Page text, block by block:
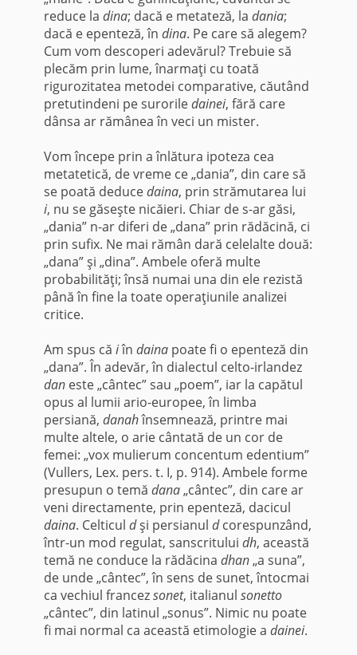
reduce la dina; dacă e metateză, la dania;
dacă e epenteză, în dina. Pe care să alegem?
Cum vom descoperi adevărul? Trebuie să
plecăm prin lume, înarmaţi cu toată
rigurozitatea metodei comparative, căutând
pretutindeni pe suroriledainei, fără care
dânsa ar rămânea în veci un mister.
Vom începe prin a înlătura ipoteza cea
metatetică, de vreme ce „dania”, din care să
se poată deducedaina, prin strămutarea lui
i, nu se găseşte nicăieri. Chiar de s-ar găsi,
„dania” n-ar diferi de „dana” prin rădăcină, ci
prin sufix. Ne mai rămân dară celelalte două:
„dana” şi „dina”. Ambele oferă multe
probabi­lităţi; însă numai una din ele rezistă
până în fine la toate operaţiunile analizei
critice.
Am spus că iîn dainapoate fi o epenteză din
„dana”. În adevăr, în dialectul celto-irlandez
daneste „cântec” sau „poem”, iar la capătul
opus al lumii ario-europee, în limba
persiană, danahînsemnează, printre mai
multe altele, o arie cântată de un cor de
femei: „vox mulierum concentum edentium”
(Vullers, Lex. pers. t. I, p. 914). Ambele forme
presupun o temă dana„cântec”, din care ar
veni directamente, prin epenteză, dacicul
daina. Celticul dşi persianul dcorespunzând,
într-un mod regulat, sanscri­tului dh, această
temă ne conduce la rădăcina dhan„a suna”,
de unde „cântec”, în sens de sunet, întocmai
ca vechiul francezsonet, italianul sonetto
„cântec”, din latinul „sonus”. Nimic nu poate
fi mai normal ca această etimologie a dainei.